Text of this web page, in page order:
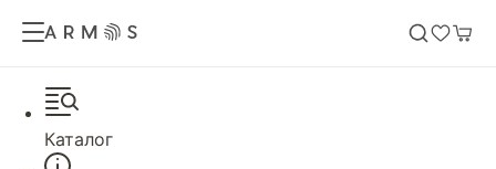
Каталог